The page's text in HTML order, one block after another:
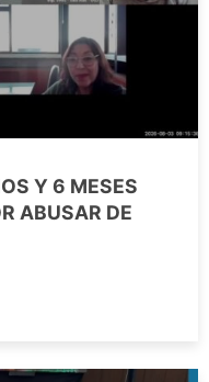
Y 6 MESES
ABUSAR DE